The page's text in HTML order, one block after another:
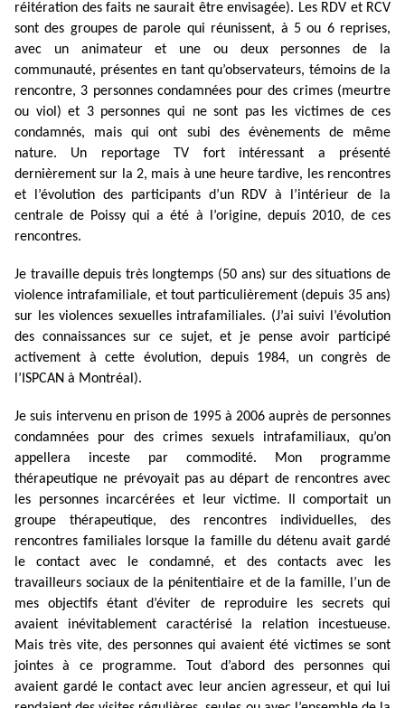
réitération des faits ne saurait être envisagée). Les RDV et RCV
sont des groupes de parole qui réunissent, à 5 ou 6 reprises,
avec un animateur et une ou deux personnes de la
communauté, présentes en tant qu’observateurs, témoins de la
rencontre, 3 personnes condamnées pour des crimes (meurtre
ou viol) et 3 personnes qui ne sont pas les victimes de ces
condamnés, mais qui ont subi des évènements de même
nature. Un reportage TV fort intéressant a présenté
dernièrement sur la 2, mais à une heure tardive, les rencontres
et l’évolution des participants d’un RDV à l’intérieur de la
centrale de Poissy qui a été à l’origine, depuis 2010, de ces
rencontres.
Je travaille depuis très longtemps (50 ans) sur des situations de
violence intrafamiliale, et tout particulièrement (depuis 35 ans)
sur les violences sexuelles intrafamiliales. (J’ai suivi l’évolution
des connaissances sur ce sujet, et je pense avoir participé
activement à cette évolution, depuis 1984, un congrès de
l’ISPCAN à Montréal).
Je suis intervenu en prison de 1995 à 2006 auprès de personnes
condamnées pour des crimes sexuels intrafamiliaux, qu’on
appellera inceste par commodité. Mon programme
thérapeutique ne prévoyait pas au départ de rencontres avec
les personnes incarcérées et leur victime. Il comportait un
groupe thérapeutique, des rencontres individuelles, des
rencontres familiales lorsque la famille du détenu avait gardé
le contact avec le condamné, et des contacts avec les
travailleurs sociaux de la pénitentiaire et de la famille, l’un de
mes objectifs étant d’éviter de reproduire les secrets qui
avaient inévitablement caractérisé la relation incestueuse.
Mais très vite, des personnes qui avaient été victimes se sont
jointes à ce programme. Tout d’abord des personnes qui
avaient gardé le contact avec leur ancien agresseur, et qui lui